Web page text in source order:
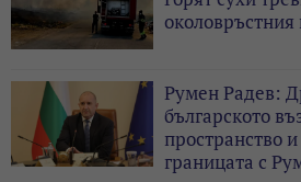
околовръстния
Румен Радев:
българското
пространство
границата с